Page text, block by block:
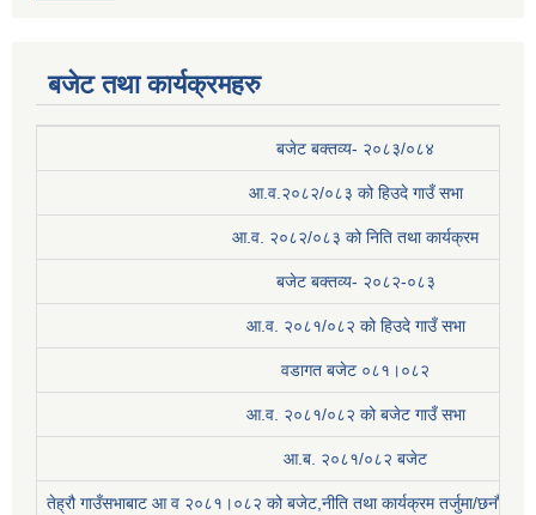
बजेट तथा कार्यक्रमहरु
बजेट बक्तव्य- २०८३/०८४
आ.व.२०८२/०८३ को हिउदे गाउँ सभा
आ.व. २०८२/०८३ को निति तथा कार्यक्रम
बजेट बक्तव्य- २०८२-०८३
आ.व. २०८१/०८२ को हिउदे गाउँ सभा
वडागत बजेट ०८१।०८२
आ.व. २०८१/०८२ को बजेट गाउँ सभा
आ.ब. २०८१/०८२ बजेट
तेह्रौ गाउँसभाबाट आ व २०८१।०८२ को बजेट,नीति तथा कार्यक्रम तर्जुमा/छनौट